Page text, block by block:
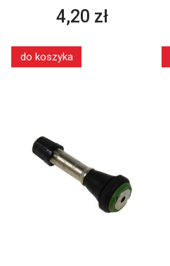
4,20 zł
do koszyka